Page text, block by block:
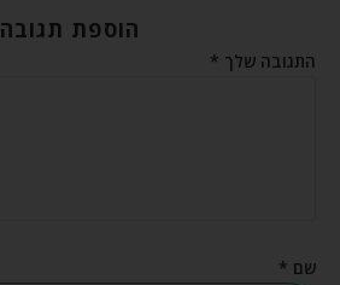
הוספת תגובה
התגובה שלך *
שם *